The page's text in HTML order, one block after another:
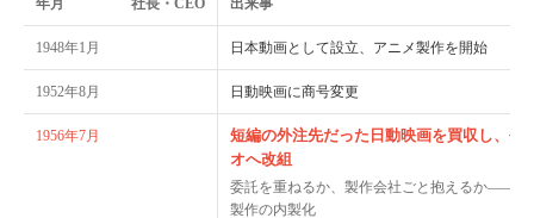
1948年1月 日本動画として設立、アニメ製作を開始
1952年8月 日動映画に商号変更
1956年7月
短編の外注先だった日動映画を買収し、長
オへ改組
委託を重ねるか、製作会社ごと抱えるか——東
製作の内製化